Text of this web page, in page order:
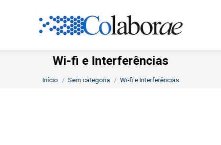
Wi-fi e Interferências
Você está aqui:
Início Sem categoria Wi-fi e Interferências